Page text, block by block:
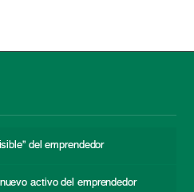
del emprendedor
activo del emprendedor